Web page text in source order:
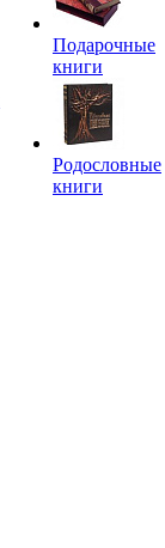
Подарочные
книги
Родословные
книги